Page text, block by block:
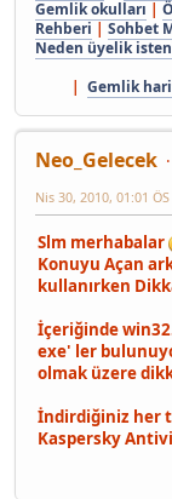
Gemlik okulları |
Rehberi | Sohbet
Neden üyelik
| Gemlik
Neo_Gelecek
Nis 30, 2010, 01:01 ÖS
Slm merhabalar
Konuyu Açan
kullanırken
İçeriğinde
exe' ler
olmak üzere
İndirdiğiniz her
Kaspersky